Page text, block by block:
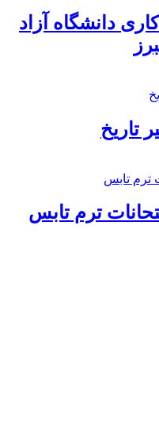
دانشگاه آزاد
تاریخ
ترم تابس